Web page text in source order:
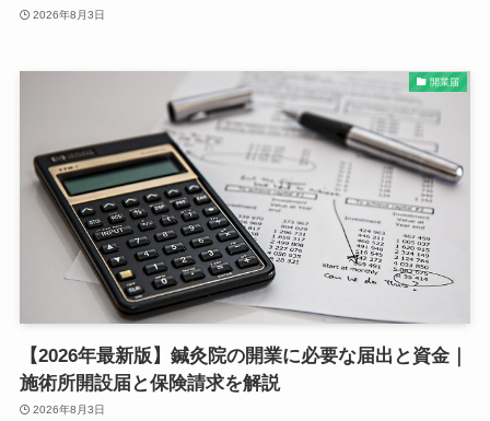
2026年8月3日
開業届
【2026年最新版】鍼灸院の開業に必要な届出と資金｜
施術所開設届と保険請求を解説
2026年8月3日